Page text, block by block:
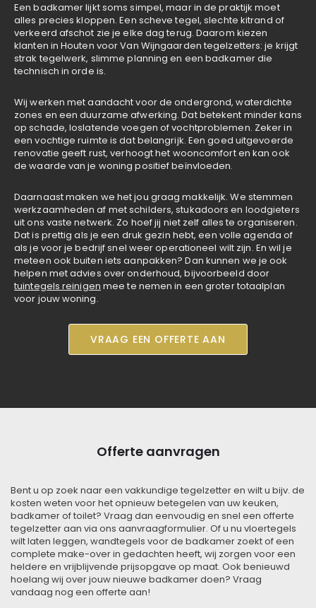
Een badkamer lijkt soms simpel, maar in de praktijk moet
alles precies kloppen. Een scheve tegel, slechte kitrand of
verkeerd afschot zie je elke dag terug. Daarom kiezen
klanten in Houten voor Van Wijngaarden tegelzetters: je krijgt
strak tegelwerk, slimme planning en een badkamer die
technisch in orde is.
Wij werken met aandacht voor de ondergrond, waterdichte
zones en een duurzame afwerking. Dat betekent minder kans
op schade, loslatende voegen of vochtproblemen. Zeker in
een vochtige ruimte is dat belangrijk. Een goed uitgevoerde
renovatie geeft rust, verhoogt het wooncomfort en kan ook
de waarde van je woning positief beïnvloeden.
Daarnaast maken we het jou graag makkelijk. We stemmen
werkzaamheden af met schilders, stukadoors en loodgieters
uit ons vaste netwerk. Zo hoef jij niet zelf alles te organiseren.
Dat is prettig als je een druk gezin hebt, een volle agenda of
als je voor je bedrijf snel weer operationeel wilt zijn. En wil je
meteen ook buiten iets aanpakken? Dan kunnen we je ook
helpen met advies over onderhoud, bijvoorbeeld door
tuintegels reinigen mee te nemen in een groter totaalplan
voor jouw woning.
VRAAG EEN OFFERTE AAN
Offerte aanvragen
Bent u op zoek naar een vakkundige tegelzetter en wilt u bijv. de
kosten weten voor het opnieuw betegelen van uw keuken,
badkamer of toilet? Vraag dan eenvoudig en snel een offerte
tegelzetter aan via ons aanvraagformulier. Of u nu vloertegels
wilt laten leggen, wandtegels voor de badkamer zoekt of een
complete make-over in gedachten heeft, wij zorgen voor een
heldere en vrijblijvende prijsopgave op maat. Ook benieuwd
hoelang wij over jouw nieuwe badkamer doen? Vraag
vandaag nog een offerte aan!